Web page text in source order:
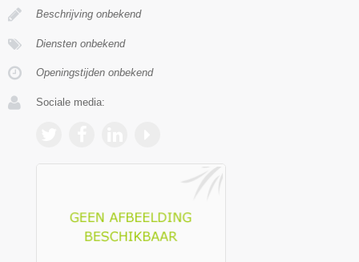
Beschrijving onbekend
Diensten onbekend
Openingstijden onbekend
Sociale media: